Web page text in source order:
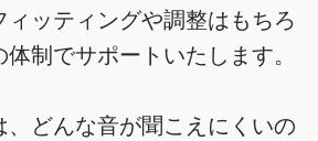
ッティングや調整はもちろ
制でサポートいたします。
どんな音が聞こえにくいの